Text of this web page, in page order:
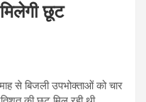
छूट
से बिजली उपभोक्ताओं को चार